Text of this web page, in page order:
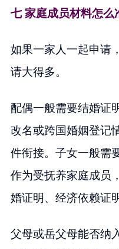
七 家庭成员材料怎么
如果一家人一起申请
请大得多。
配偶一般需要结婚证
改名或跨国婚姻登记
件衔接。子女一般需
作为受抚养家庭成员
婚证明、经济依赖证
父母或岳父母能否纳